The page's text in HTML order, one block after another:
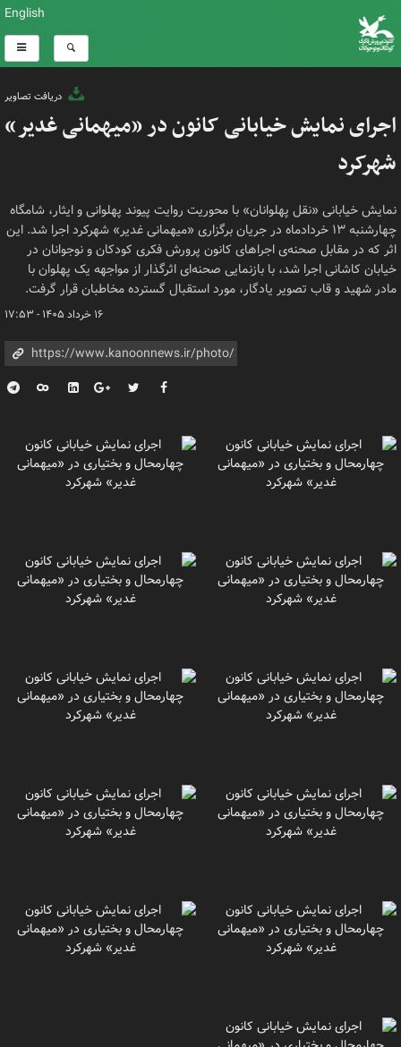
English
دریافت تصاویر
اجرای نمایش خیابانی کانون در «میهمانی غدیر»
شهرکرد
نمایش خیابانی «نقل پهلوانان» با محوریت روایت پیوند پهلوانی و ایثار، شامگاه
چهارشنبه ۱۳ خردادماه در جریان برگزاری «میهمانی غدیر» شهرکرد اجرا شد. این
اثر که در مقابل صحنه‌ی اجراهای کانون پرورش فکری کودکان و نوجوانان در
خیابان کاشانی اجرا شد، با بازنمایی صحنه‌ای اثرگذار از مواجهه یک پهلوان با
مادر شهید و قاب تصویر یادگار، مورد استقبال گسترده مخاطبان قرار گرفت.
۱۶ خرداد ۱۴۰۵ - ۱۷:۵۳